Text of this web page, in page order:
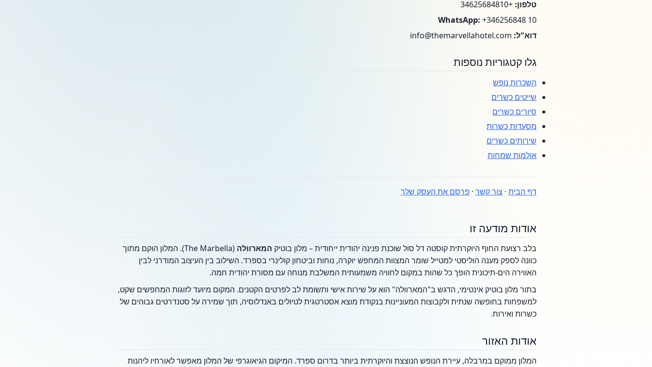
טלפון: +34625684810
WhatsApp: +346256848 10
דוא"ל: info@themarvellahotel.com
גלו קטגוריות נוספות
השכרות נופש
שייטים כשרים
סיורים כשרים
מסעדות כשרות
שירותים כשרים
אולמות שמחות
דף הבית · צור קשר · פרסם את העסק שלך
אודות מודעה זו
בלב רצועת החוף היוקרתית קוסטה דל סול שוכנת פנינה יהודית ייחודית – מלון בוטיק המארוולה
(The Marbella). המלון הוקם מתוך
כוונה לספק מענה הוליסטי למטייל שומר המצוות המחפש יוקרה, נוחות וביטחון קולינרי בספרד. השילוב בין העיצוב המודרני לבין
האווירה הים-תיכונית הופך כל שהות במקום לחוויה משמעותית המשלבת מנוחה עם מסורת יהודית חמה.
בתור מלון בוטיק אינטימי, הדגש ב"המארוולה" הוא על שירות אישי ותשומת לב לפרטים הקטנים. המקום מיועד לזוגות המחפשים שקט,
למשפחות בחופשה שנתית ולקבוצות המעוניינות בנקודת מוצא אסטרטגית לטיולים באנדלוסיה, תוך שמירה על סטנדרטים גבוהים של
כשרות ואירוח.
אודות האזור
המלון ממוקם במרבלה, עיירת הנופש הנוצצת והיוקרתית ביותר בדרום ספרד. המיקום הגיאוגרפי של המלון מאפשר לאורחיו ליהנות